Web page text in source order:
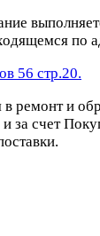
по
56 стр.20.
ремонт и
за счет